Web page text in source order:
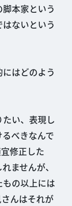
本家という
ないという
はどのよう
い、表現し
べきなんで
修正した
ませんが、
の以上には
んはそれが